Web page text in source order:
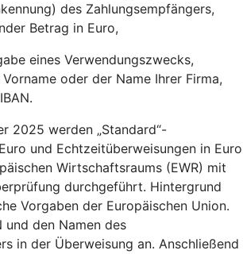
des Zahlungsempfängers,
Betrag in Euro,
eines Verwendungszwecks,
oder der Name Ihrer Firma,
2025 werden „Standard“-
und Echtzeitüberweisungen in Euro
Wirtschaftsraums (EWR) mit
durchgeführt. Hintergrund
Vorgaben der Europäischen Union.
und den Namen des
in der Überweisung an. Anschließend